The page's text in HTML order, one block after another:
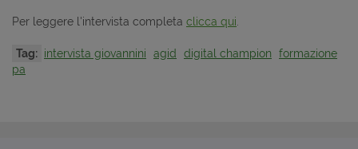
Per leggere l'intervista completa clicca qui
Tag: intervista giovannini agid digital champion
formazione
pa